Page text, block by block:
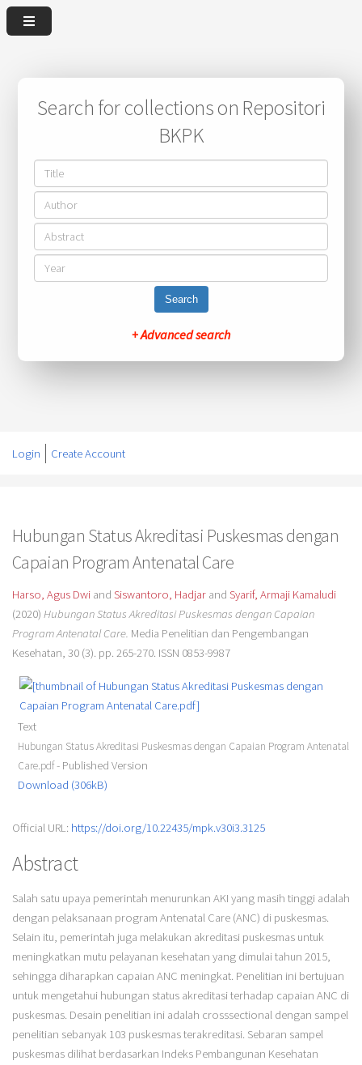
Search for collections on Repositori
BKPK
Search
+ Advanced search
Login Create Account
Hubungan Status Akreditasi Puskesmas dengan
Capaian Program Antenatal Care
Harso, Agus Dwiand Siswantoro, Hadjarand Syarif, Armaji Kamaludi
(2020) Hubungan Status Akreditasi Puskesmas dengan Capaian
Program Antenatal Care. Media Penelitian dan Pengembangan
Kesehatan, 30 (3). pp. 265-270. ISSN 0853-9987
Text
Hubungan Status Akreditasi Puskesmas dengan Capaian Program Antenatal
Care.pdf- Published Version
Download (306kB)
Official URL: https://doi.org/10.22435/mpk.v30i3.3125
Abstract
Salah satu upaya pemerintah menurunkan AKI yang masih tinggi adalah
dengan pelaksanaan program Antenatal Care (ANC) di puskesmas.
Selain itu, pemerintah juga melakukan akreditasi puskesmas untuk
meningkatkan mutu pelayanan kesehatan yang dimulai tahun 2015,
sehingga diharapkan capaian ANC meningkat. Penelitian ini bertujuan
untuk mengetahui hubungan status akreditasi terhadap capaian ANC di
puskesmas. Desain penelitian ini adalah crosssectional dengan sampel
penelitian sebanyak 103 puskesmas terakreditasi. Sebaran sampel
puskesmas dilihat berdasarkan Indeks Pembangunan Kesehatan